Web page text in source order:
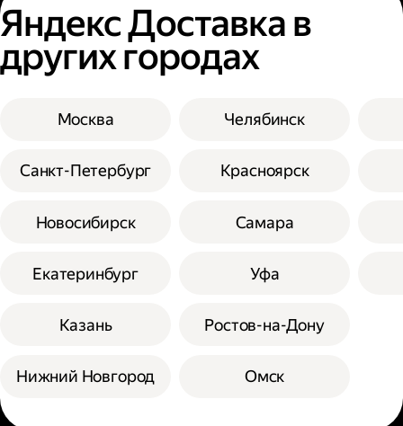
Яндекс Доставка в
других городах
Москва
Санкт-Петербург
Новосибирск
Екатеринбург
Казань
Нижний Новгород
Челябинск
Красноярск
Самара
Уфа
Ростов-на-Дону
Омск